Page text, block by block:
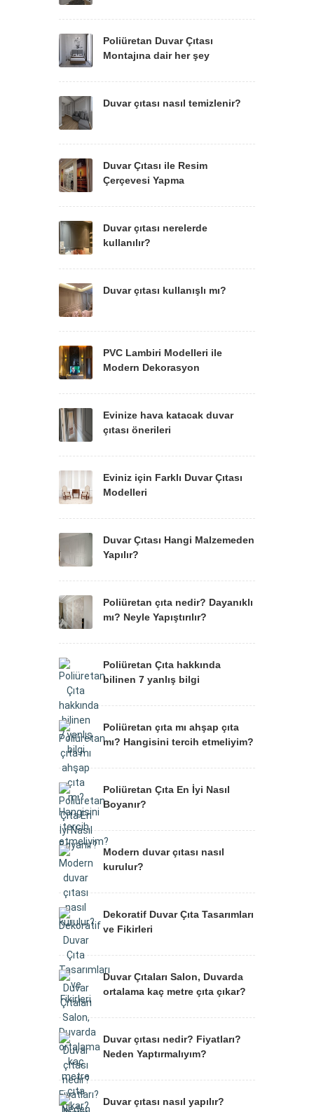
Poliüretan Duvar Çıtası
Montajına dair her şey
Duvar çıtası nasıl temizlenir?
Duvar Çıtası ile Resim
Çerçevesi Yapma
Duvar çıtası nerelerde
kullanılır?
Duvar çıtası kullanışlı mı?
PVC Lambiri Modelleri ile
Modern Dekorasyon
Evinize hava katacak duvar
çıtası önerileri
Eviniz için Farklı Duvar Çıtası
Modelleri
Duvar Çıtası Hangi Malzemeden
Yapılır?
Poliüretan çıta nedir? Dayanıklı
mı? Neyle Yapıştırılır?
Poliüretan Çıta hakkında
bilinen 7 yanlış bilgi
Poliüretan çıta mı ahşap çıta
mı? Hangisini tercih etmeliyim?
Poliüretan Çıta En İyi Nasıl
Boyanır?
Modern duvar çıtası nasıl
kurulur?
Dekoratif Duvar Çıta Tasarımları
ve Fikirleri
Duvar Çıtaları Salon, Duvarda
ortalama kaç metre çıta çıkar?
Duvar çıtası nedir? Fiyatları?
Neden Yaptırmalıyım?
Duvar çıtası nasıl yapılır?